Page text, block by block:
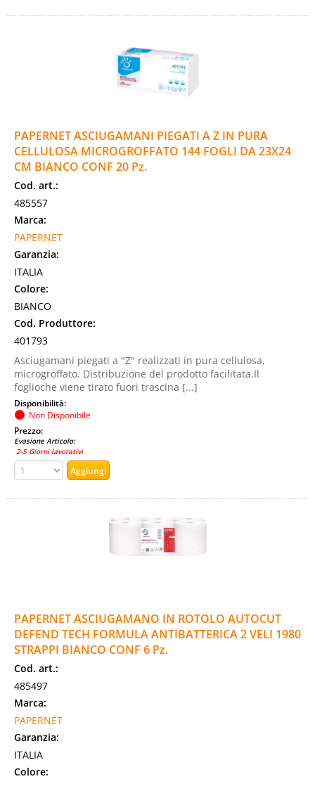
PAPERNET ASCIUGAMANI PIEGATI A Z IN PURA
CELLULOSA MICROGROFFATO 144 FOGLI DA 23X24
CM BIANCO CONF 20 Pz.
Cod. art.:
485557
Marca:
PAPERNET
Garanzia:
ITALIA
Colore:
BIANCO
Cod. Produttore:
401793
Asciugamani piegati a "Z" realizzati in pura cellulosa,
microgroffato. Distribuzione del prodotto facilitata.Il
foglioche viene tirato fuori trascina [...]
Disponibilità:
Non Disponibile
Prezzo:
Evasione Articolo:
2-5 Giorni lavorativi
PAPERNET ASCIUGAMANO IN ROTOLO AUTOCUT
DEFEND TECH FORMULA ANTIBATTERICA 2 VELI 1980
STRAPPI BIANCO CONF 6 Pz.
Cod. art.:
485497
Marca:
PAPERNET
Garanzia:
ITALIA
Colore: